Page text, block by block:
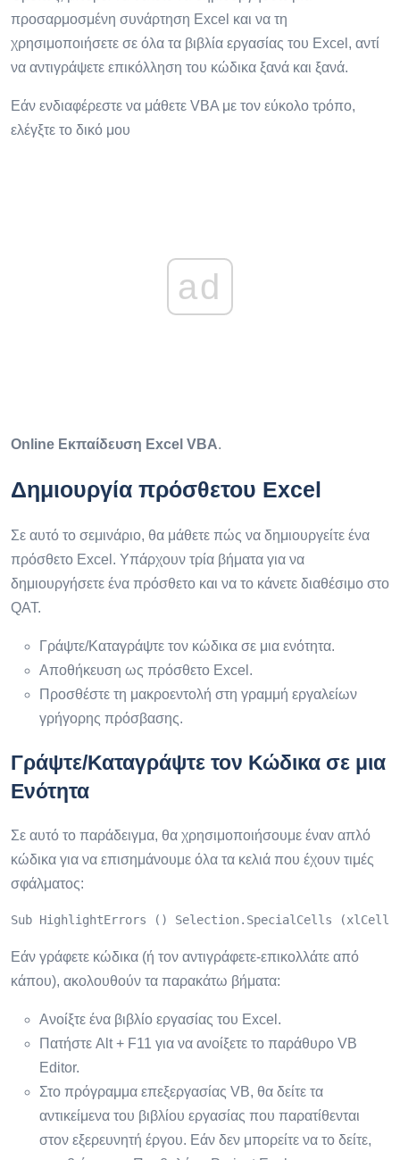
προσαρμοσμένη συνάρτηση Excel και να τη
χρησιμοποιήσετε σε όλα τα βιβλία εργασίας του Excel, αντί
να αντιγράψετε επικόλληση του κώδικα ξανά και ξανά.
Εάν ενδιαφέρεστε να μάθετε VBA με τον εύκολο τρόπο,
ελέγξτε το δικό μου
ad
Online Εκπαίδευση Excel VBA.
Δημιουργία πρόσθετου Excel
Σε αυτό το σεμινάριο, θα μάθετε πώς να δημιουργείτε ένα
πρόσθετο Excel. Υπάρχουν τρία βήματα για να
δημιουργήσετε ένα πρόσθετο και να το κάνετε διαθέσιμο στο
QAT.
Γράψτε/Καταγράψτε τον κώδικα σε μια ενότητα.
Αποθήκευση ως πρόσθετο Excel.
Προσθέστε τη μακροεντολή στη γραμμή εργαλείων
γρήγορης πρόσβασης.
Γράψτε/Καταγράψτε τον Κώδικα σε μια
Ενότητα
Σε αυτό το παράδειγμα, θα χρησιμοποιήσουμε έναν απλό
κώδικα για να επισημάνουμε όλα τα κελιά που έχουν τιμές
σφάλματος:
Sub HighlightErrors () Selection.SpecialCells
Εάν γράφετε κώδικα (ή τον αντιγράφετε-επικολλάτε από
κάπου), ακολουθούν τα παρακάτω βήματα:
Ανοίξτε ένα βιβλίο εργασίας του Excel.
Πατήστε Alt + F11 για να ανοίξετε το παράθυρο VB
Editor.
Στο πρόγραμμα επεξεργασίας VB, θα δείτε τα
αντικείμενα του βιβλίου εργασίας που παρατίθενται
στον εξερευνητή έργου. Εάν δεν μπορείτε να το δείτε,